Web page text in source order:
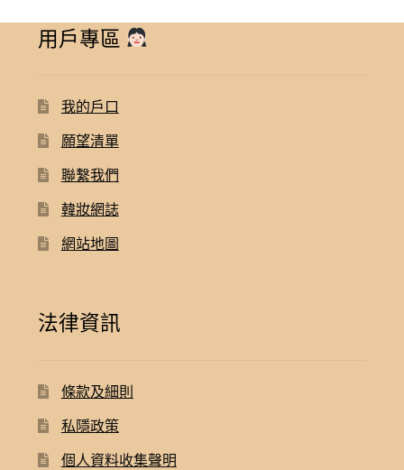
用戶專區
我的戶口
願望清單
聯繫我們
韓妝網誌
網站地圖
法律資訊
條款及細則
私隱政策
個人資料收集聲明